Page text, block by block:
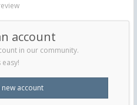
account
in our community.
easy!
new account